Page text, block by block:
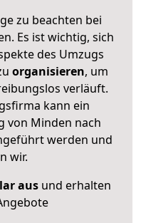
zu beachten bei
Es ist wichtig, sich
des Umzugs
organisieren, um
verläuft.
kann ein
von Minden nach
werden und
wir.
ausund erhalten